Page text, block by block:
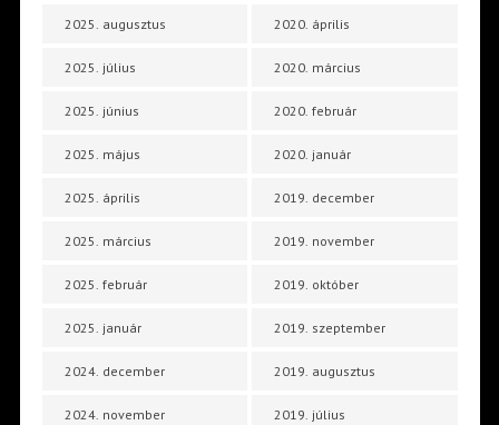
2025. augusztus
2025. július
2025. június
2025. május
2025. április
2025. március
2025. február
2025. január
2024. december
2024. november
2020. április
2020. március
2020. február
2020. január
2019. december
2019. november
2019. október
2019. szeptember
2019. augusztus
2019. július